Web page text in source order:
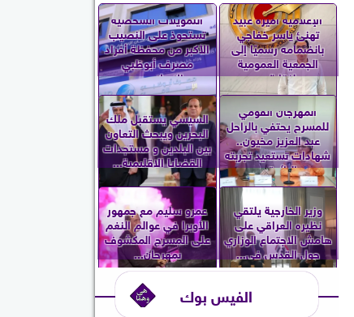
الإعلامية أميرة عبيد
تهنئ ياسر خفاجي
بانضمامه رسميًا إلى
الجمعية العمومية
لنقابة...
التمويلات الشخصية
تستحوذ على النصيب
الأكبر من محفظة أفراد
مصرف أبوظبي
الإسلامي...
المهرجان القومي
للمسرح يحتفي بالراحل
عبد العزيز مخيون..
شهادات تستعيد تجربته
الرائدة...
السيسي يستقبل ملك
البحرين ويبحث التعاون
بين البلدين و مستجدات
القضايا الإقليمية...
وزير الخارجية يلتقي
نظيره العراقي على
هامش الاجتماع الوزاري
حول القدس في...
عمرو سليم مع جمهور
الأوبرا في عوالم النغم
على المسرح المكشوف
بمهرجان...
الفيس بوك